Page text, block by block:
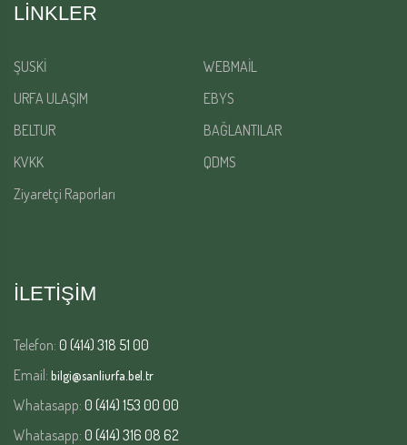
LINKLER
ŞUSKİ
WEBMAİL
URFA ULAŞIM
EBYS
BELTUR
BAĞLANTILAR
KVKK
QDMS
Ziyaretçi Raporları
İLETİŞİM
Telefon: 0 (414) 318 51 00
Email: bilgi@sanliurfa.bel.tr
Whatasapp: 0 (414) 153 00 00
Whatasapp: 0 (414) 316 08 62